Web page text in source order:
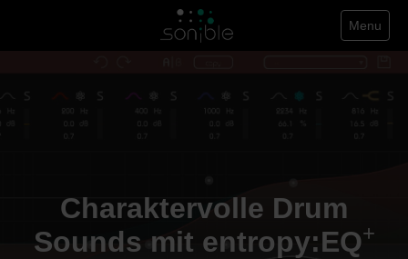
Menu
Charaktervolle Drum
Sounds mit entropy:EQ+